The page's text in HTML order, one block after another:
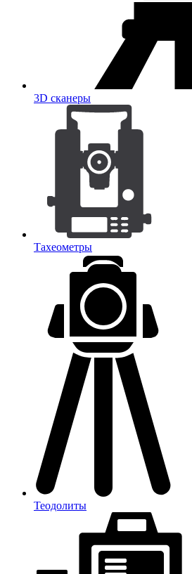
3D сканеры
Тахеометры
Теодолиты